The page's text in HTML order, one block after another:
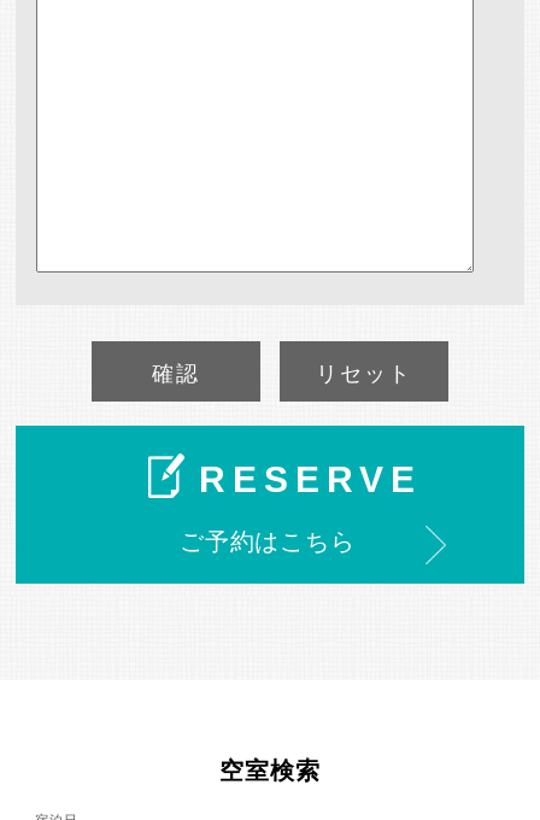
確認 リセット
RESERVE
ご予約はこちら
空室検索